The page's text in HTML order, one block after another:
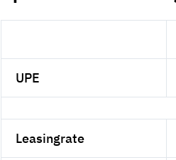
UPE
Leasingrate